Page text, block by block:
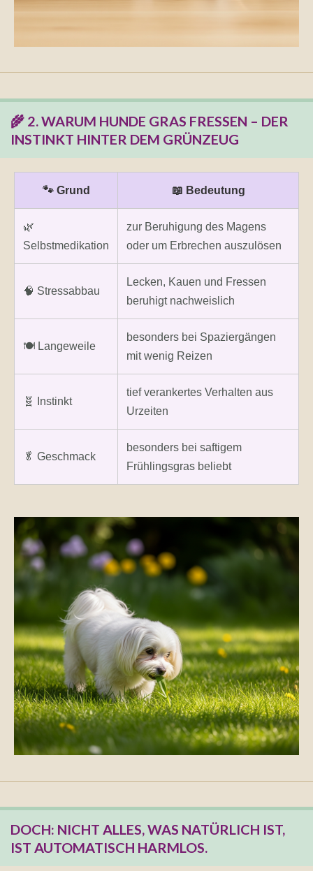
🌾 2. WARUM HUNDE GRAS FRESSEN – DER
INSTINKT HINTER DEM GRÜNZEUG
🐾 Grund 📖 Bedeutung
🌿
Selbstmedikation
zur Beruhigung des Magens
oder um Erbrechen auszulösen
🧠 Stressabbau
Lecken, Kauen und Fressen
beruhigt nachweislich
🍽️ Langeweile
besonders bei Spaziergängen
mit wenig Reizen
🧬 Instinkt
tief verankertes Verhalten aus
Urzeiten
🥬 Geschmack
besonders bei saftigem
Frühlingsgras beliebt
DOCH: NICHT ALLES, WAS NATÜRLICH IST,
IST AUTOMATISCH HARMLOS.